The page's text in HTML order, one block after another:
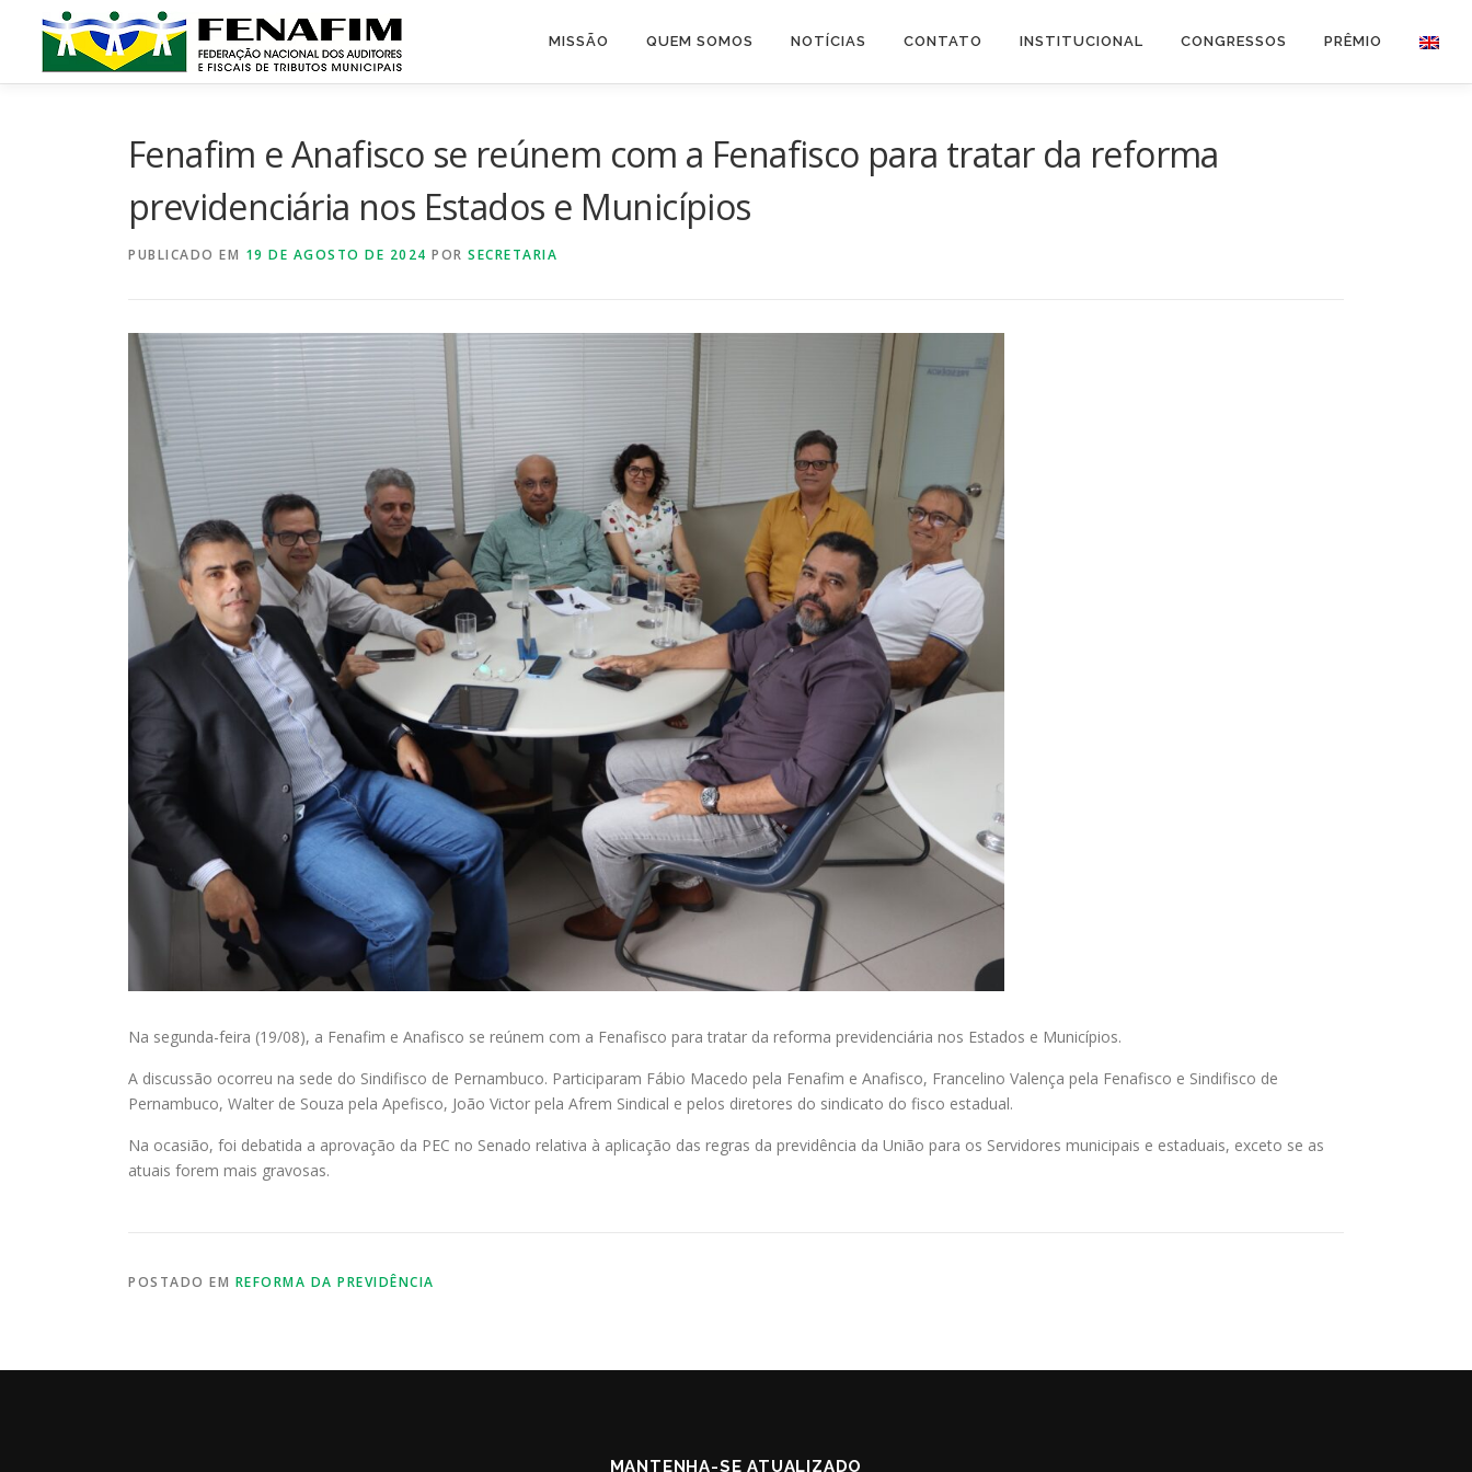
conteúdo
MISSÃO QUEM SOMOS NOTÍCIAS CONTATO INSTITUCIONAL CONGRESSOS PRÊMIO
Fenafim e Anafisco se reúnem com a Fenafisco para tratar da reforma
previdenciária nos Estados e Municípios
PUBLICADO EM 19 DE AGOSTO DE 2024 POR SECRETARIA
Na segunda-feira (19/08), a Fenafim e Anafisco se reúnem com a Fenafisco para tratar da reforma previdenciária nos Estados e Municípios.
A discussão ocorreu na sede do Sindifisco de Pernambuco. Participaram Fábio Macedo pela Fenafim e Anafisco, Francelino Valença pela Fenafisco e Sindifisco de
Pernambuco, Walter de Souza pela Apefisco, João Victor pela Afrem Sindical e pelos diretores do sindicato do fisco estadual.
Na ocasião, foi debatida a aprovação da PEC no Senado relativa à aplicação das regras da previdência da União para os Servidores municipais e estaduais, exceto se as
atuais forem mais gravosas.
POSTADO EM REFORMA DA PREVIDÊNCIA
MANTENHA-SE ATUALIZADO